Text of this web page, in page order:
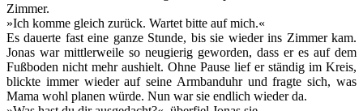
Zimmer.
»Ich komme gleich zurück. Wartet bitte auf mich.«
Es dauerte fast eine ganze Stunde, bis sie wieder ins Zimmer kam.
Jonas war mittlerweile so neugierig geworden, dass er es auf dem
Fußboden nicht mehr aushielt. Ohne Pause lief er ständig im Kreis,
blickte immer wieder auf seine Armbanduhr und fragte sich, was
Mama wohl planen würde. Nun war sie endlich wieder da.